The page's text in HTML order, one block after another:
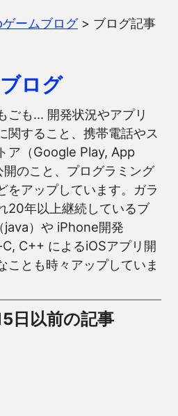
ームブログ> ブログ記事
ログ
ごも… 開発状況やアプリ
関すること、携帯電話やス
ア（Google Play, App
のこと、プログラミング
をアップしています。ガラ
20年以上継続しているブ
java）や iPhone開発
C++ によるiOSアプリ開
ことも時々アップしていま
日以前の記事